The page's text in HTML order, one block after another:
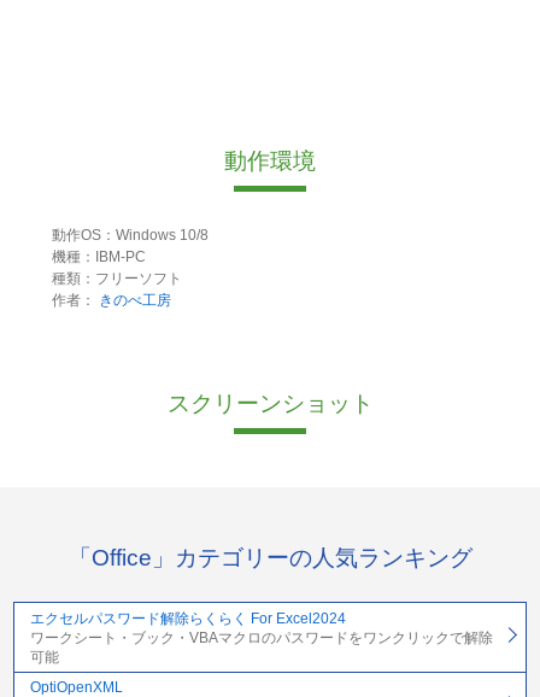
動作環境
動作OS：Windows 10/8
機種：IBM-PC
種類：フリーソフト
作者：
きのべ工房
スクリーンショット
「Office」カテゴリーの人気ランキング
エクセルパスワード解除らくらく For Excel2024
ワークシート・ブック・VBAマクロのパスワードをワンクリックで解除
可能
OptiOpenXML